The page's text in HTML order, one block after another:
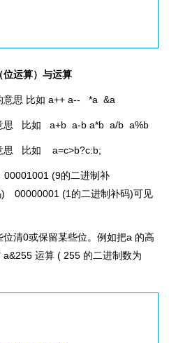
位运算）与运算
意思 比如 a++ a-- *a &a
思 比如 a+b a-b a*b a/b a%b
思 比如 a=c>b?c:b;
00001001 (9的二进制补
00000001 (1的二进制补码)可见
清0或保留某些位。例如把a 的高
运算 ( 255 的二进制数为